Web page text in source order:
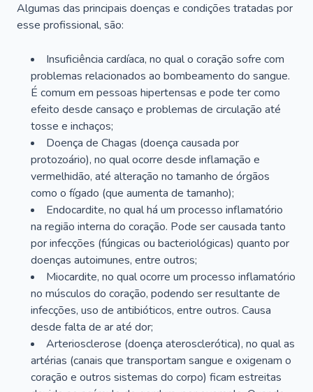
Algumas das principais doenças e condições tratadas por
esse profissional, são:
Insuficiência cardíaca, no qual o coração sofre com
problemas relacionados ao bombeamento do sangue.
É comum em pessoas hipertensas e pode ter como
efeito desde cansaço e problemas de circulação até
tosse e inchaços;
Doença de Chagas (doença causada por
protozoário), no qual ocorre desde inflamação e
vermelhidão, até alteração no tamanho de órgãos
como o fígado (que aumenta de tamanho);
Endocardite, no qual há um processo inflamatório
na região interna do coração. Pode ser causada tanto
por infecções (fúngicas ou bacteriológicas) quanto por
doenças autoimunes, entre outros;
Miocardite, no qual ocorre um processo inflamatório
no músculos do coração, podendo ser resultante de
infecções, uso de antibióticos, entre outros. Causa
desde falta de ar até dor;
Arteriosclerose (doença aterosclerótica), no qual as
artérias (canais que transportam sangue e oxigenam o
coração e outros sistemas do corpo) ficam estreitas